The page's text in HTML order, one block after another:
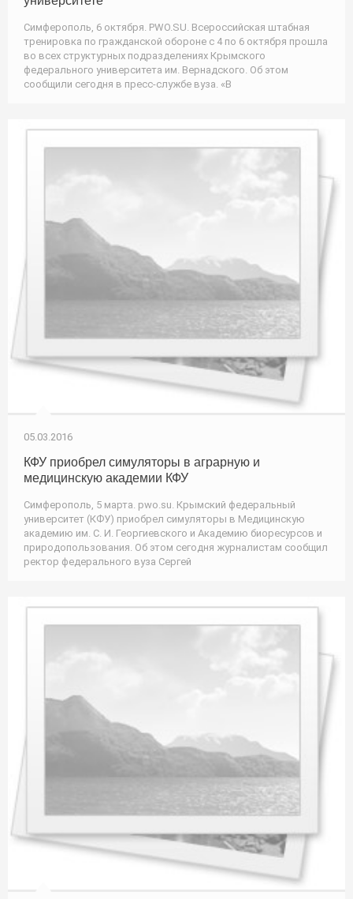
Симферополь, 6 октября. PWO.SU. Всероссийская штабная
тренировка по гражданской обороне с 4 по 6 октября прошла
во всех структурных подразделениях Крымского
федерального университета им. Вернадского. Об этом
сообщили сегодня в пресс-службе вуза. «В
05.03.2016
КФУ приобрел симуляторы в аграрную и
медицинскую академии КФУ
Симферополь, 5 марта. pwo.su. Крымский федеральный
университет (КФУ) приобрел симуляторы в Медицинскую
академию им. С. И. Георгиевского и Академию биоресурсов и
природопользования. Об этом сегодня журналистам сообщил
ректор федерального вуза Сергей